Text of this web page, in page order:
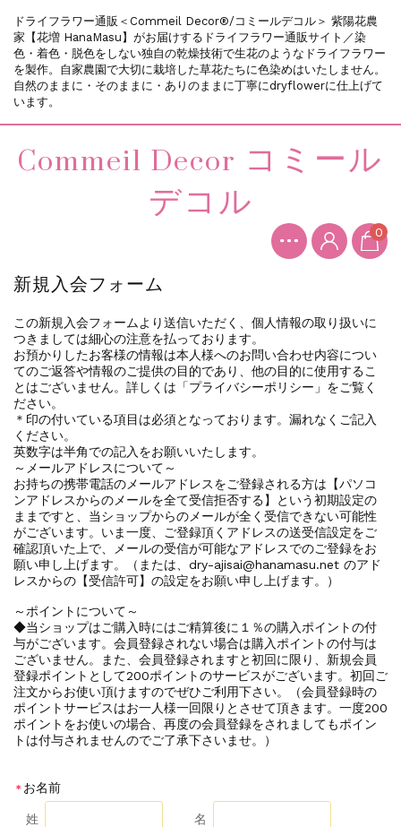
ドライフラワー通販＜Commeil Decor®/コミールデコル＞ 紫陽花農
家【花増 HanaMasu】がお届けするドライフラワー通販サイト／染
色・着色・脱色をしない独自の乾燥技術で生花のようなドライフラワー
を製作。自家農園で大切に栽培した草花たちに色染めはいたしません。
自然のままに・そのままに・ありのままに丁寧にdryflowerに仕上げて
います。
Commeil Decor コミール
デコル 0
新規入会フォーム
この新規入会フォームより送信いただく、個人情報の取り扱いに
つきましては細心の注意を払っております。
お預かりしたお客様の情報は本人様へのお問い合わせ内容につい
てのご返答や情報のご提供の目的であり、他の目的に使用するこ
とはございません。詳しくは「プライバシーポリシー」をご覧く
ださい。
＊印の付いている項目は必須となっております。漏れなくご記入
ください。
英数字は半角での記入をお願いいたします。
～メールアドレスについて～
お持ちの携帯電話のメールアドレスをご登録される方は【パソコ
ンアドレスからのメールを全て受信拒否する】という初期設定の
ままですと、当ショップからのメールが全く受信できない可能性
がございます。いま一度、ご登録頂くアドレスの送受信設定をご
確認頂いた上で、メールの受信が可能なアドレスでのご登録をお
願い申し上げます。（または、dry-ajisai@hanamasu.net のアド
レスからの【受信許可】の設定をお願い申し上げます。）
～ポイントについて～
◆当ショップはご購入時にはご精算後に１％の購入ポイントの付
与がございます。会員登録されない場合は購入ポイントの付与は
ございません。また、会員登録されますと初回に限り、新規会員
登録ポイントとして200ポイントのサービスがございます。初回ご
注文からお使い頂けますのでぜひご利用下さい。（会員登録時の
ポイントサービスはお一人様一回限りとさせて頂きます。一度200
ポイントをお使いの場合、再度の会員登録をされましてもポイン
トは付与されませんのでご了承下さいませ。）
＊ お名前
姓 名